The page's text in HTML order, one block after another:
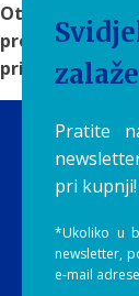
Otkrijte
pronađite
prirodnim
Pratite
pri kupnji!
*Ukoliko u
newsletter,
e-mail